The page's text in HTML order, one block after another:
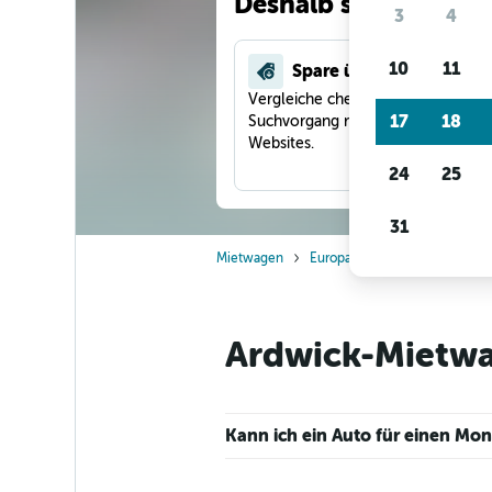
Spare über 40 %
Vergleiche checkfelix in einem
Suchvorgang mit anderen Reise-
Websites.
Mietwagen Europa
Ardwick-
Kann ich ein Auto für einen
3 4
10 11
17 18
24 25
31